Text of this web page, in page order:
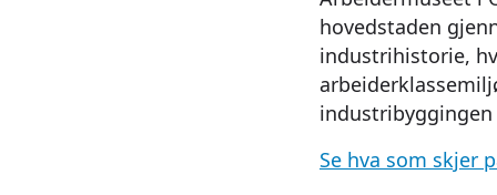
hovedstaden
industrihistorie,
industribyggingen
Se hva som skjer